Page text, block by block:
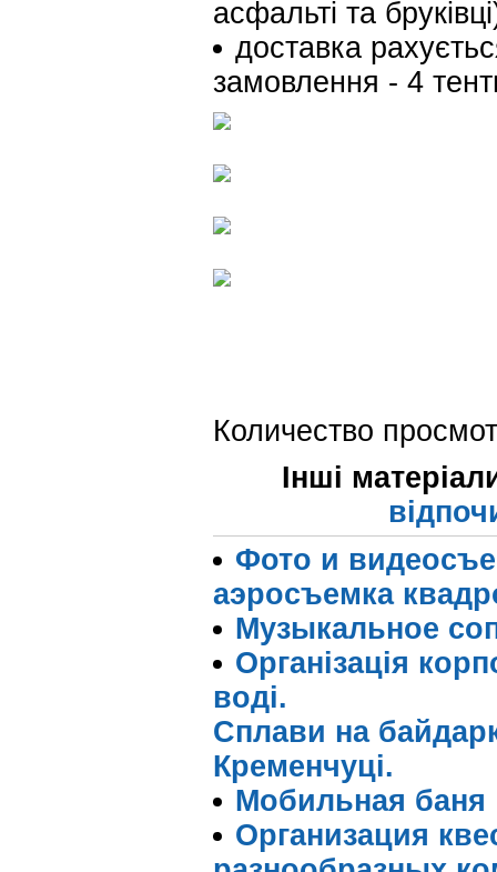
асфальті та
доставка
замовлення - 4
Количество
Інші
Фото и
аэросъемка
Музыкальное
Організація
воді.
Сплави на
Кременчуці.
Мобильная баня
Организация